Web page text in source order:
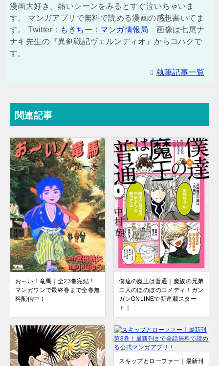
漫画大好き。熱いシーンをみるとすぐ泣いちゃいま
す。 マンガアプリで無料で読める漫画の感想書いてま
す。 Twitter： もきちー：マンガ情報局
画像は七尾ナ
ナキ先生の『異剣戦記ヴェルンディオ』からコハクで
す。
執筆記事一覧
関連記事
お～い！竜馬｜全23巻完結！
マンガワンで最終巻まで全巻無
料配信中！
僕達の魔王は普通｜魔族の兄弟
二人のほのぼのコメディ！ガン
ガンONLINEで新連載スター
ト！
スキップとローファー｜最新刊